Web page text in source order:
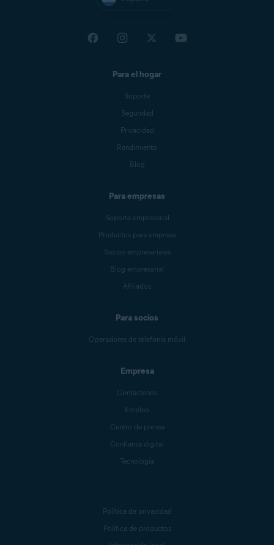
Para el hogar
Soporte
Seguridad
Privacidad
Rendimiento
Blog
Para empresas
Soporte empresarial
Productos para empresa
Socios empresariales
Blog empresarial
Afiliados
Para socios
Operadores de telefonía móvil
Empresa
Contáctenos
Empleo
Centro de prensa
Confianza digital
Tecnología
Política de privacidad
Política de productos